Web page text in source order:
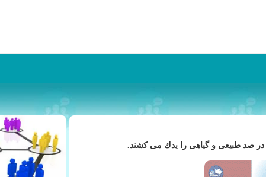
صد در صد طبیعی و گیاهی را یدك می كشند.